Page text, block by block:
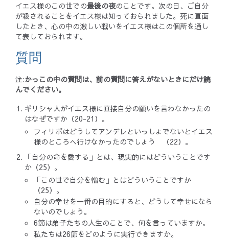
イエス様のこの世での最後の夜のことです。次の日、ご自分
が殺されることをイエス様は知っておられました。死に直面
したとき、心の中の激しい戦いをイエス様はこの個所を通し
て表しておられます。
質問
注:かっこの中の質問は、前の質問に答えがないときにだけ読
んでください。
ギリシャ人がイエス様に直接自分の願いを言わなかったの
はなぜですか（20-21）。
フィリポはどうしてアンデレといっしょでないとイエス
様のところへ行けなかったのでしょう （22）。
「自分の命を愛する」とは、現実的にはどういうことです
か（25）。
「この世で自分を憎む」とはどういうことですか
（25）。
自分の幸せを一番の目的にすると、どうして幸せになら
ないのでしょう。
6節は弟子たちの人生のことで、何を言っていますか。
私たちは26節をどのように実行できますか。